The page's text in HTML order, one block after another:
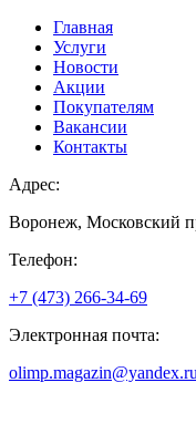
Главная
Услуги
Новости
Акции
Покупателям
Вакансии
Контакты
Адрес:
Воронеж, Московский
Телефон:
+7 (473) 266-34-69
Электронная почта:
olimp.magazin@yandex.ru